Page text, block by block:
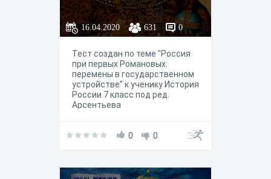
16.04.2020 631 0
Тест создан по теме "Россия
при первых Романовых:
перемены в государственном
устройстве" к ученику История
России 7 класс под ред.
Арсентьева
0 0